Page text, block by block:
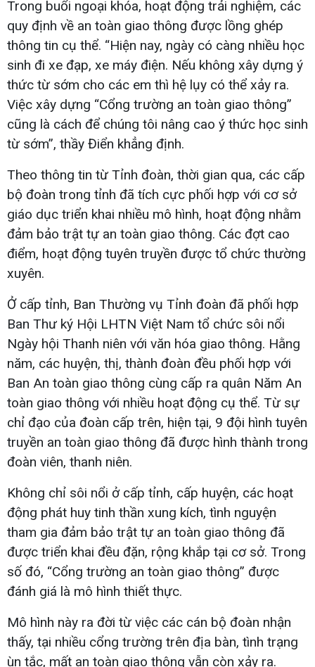
Trong buổi ngoại khóa, hoạt động trải nghiệm, các
quy định về an toàn giao thông được lồng ghép
thông tin cụ thể. “Hiện nay, ngày có càng nhiều học
sinh đi xe đạp, xe máy điện. Nếu không xây dựng ý
thức từ sớm cho các em thì hệ lụy có thể xảy ra.
Việc xây dựng “Cổng trường an toàn giao thông”
cũng là cách để chúng tôi nâng cao ý thức học sinh
từ sớm”, thầy Điển khẳng định.
Theo thông tin từ Tỉnh đoàn, thời gian qua, các cấp
bộ đoàn trong tỉnh đã tích cực phối hợp với cơ sở
giáo dục triển khai nhiều mô hình, hoạt động nhằm
đảm bảo trật tự an toàn giao thông. Các đợt cao
điểm, hoạt động tuyên truyền được tổ chức thường
xuyên.
Ở cấp tỉnh, Ban Thường vụ Tỉnh đoàn đã phối hợp
Ban Thư ký Hội LHTN Việt Nam tổ chức sôi nổi
Ngày hội Thanh niên với văn hóa giao thông. Hằng
năm, các huyện, thị, thành đoàn đều phối hợp với
Ban An toàn giao thông cùng cấp ra quân Năm An
toàn giao thông với nhiều hoạt động cụ thể. Từ sự
chỉ đạo của đoàn cấp trên, hiện tại, 9 đội hình tuyên
truyền an toàn giao thông đã được hình thành trong
đoàn viên, thanh niên.
Không chỉ sôi nổi ở cấp tỉnh, cấp huyện, các hoạt
động phát huy tinh thần xung kích, tình nguyện
tham gia đảm bảo trật tự an toàn giao thông đã
được triển khai đều đặn, rộng khắp tại cơ sở. Trong
số đó, “Cổng trường an toàn giao thông” được
đánh giá là mô hình thiết thực.
Mô hình này ra đời từ việc các cán bộ đoàn nhận
thấy, tại nhiều cổng trường trên địa bàn, tình trạng
ùn tắc, mất an toàn giao thông vẫn còn xảy ra.